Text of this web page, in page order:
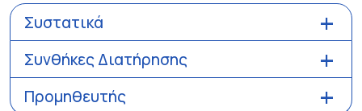
Συστατικά
Συνθήκες Διατήρησης
Προμηθευτής